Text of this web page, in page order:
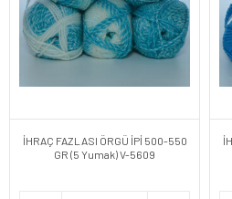
İHRAÇ FAZLASI ÖRGÜ İPİ 500-550
GR (5 Yumak) V-5609